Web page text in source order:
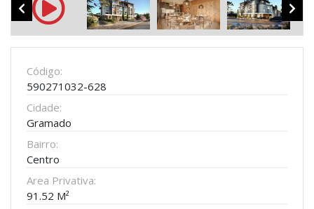
Código:
590271032-628
Cidade:
Gramado
Bairro:
Centro
Area Privativa:
91.52 M²